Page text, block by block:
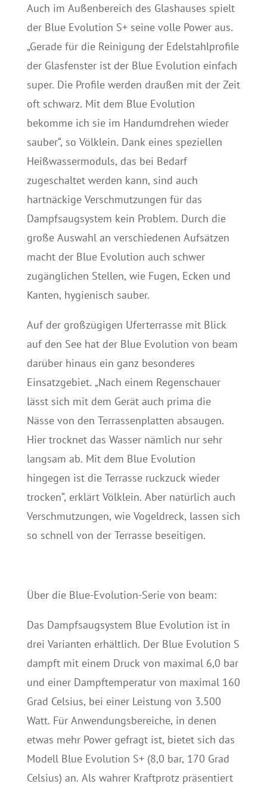
Auch im Außenbereich des Glashauses spielt
der Blue Evolution S+ seine volle Power aus.
„Gerade für die Reinigung der Edelstahlprofile
der Glasfenster ist der Blue Evolution einfach
super. Die Profile werden draußen mit der Zeit
oft schwarz. Mit dem Blue Evolution
bekomme ich sie im Handumdrehen wieder
sauber“, so Völklein. Dank eines speziellen
Heißwassermoduls, das bei Bedarf
zugeschaltet werden kann, sind auch
hartnäckige Verschmutzungen für das
Dampfsaugsystem kein Problem. Durch die
große Auswahl an verschiedenen Aufsätzen
macht der Blue Evolution auch schwer
zugänglichen Stellen, wie Fugen, Ecken und
Kanten, hygienisch sauber.
Auf der großzügigen Uferterrasse mit Blick
auf den See hat der Blue Evolution von beam
darüber hinaus ein ganz besonderes
Einsatzgebiet. „Nach einem Regenschauer
lässt sich mit dem Gerät auch prima die
Nässe von den Terrassenplatten absaugen.
Hier trocknet das Wasser nämlich nur sehr
langsam ab. Mit dem Blue Evolution
hingegen ist die Terrasse ruckzuck wieder
trocken“, erklärt Völklein. Aber natürlich auch
Verschmutzungen, wie Vogeldreck, lassen sich
so schnell von der Terrasse beseitigen.
Über die Blue-Evolution-Serie von beam:
Das Dampfsaugsystem Blue Evolution ist in
drei Varianten erhältlich. Der Blue Evolution S
dampft mit einem Druck von maximal 6,0 bar
und einer Dampftemperatur von maximal 160
Grad Celsius, bei einer Leistung von 3.500
Watt. Für Anwendungsbereiche, in denen
etwas mehr Power gefragt ist, bietet sich das
Modell Blue Evolution S+ (8,0 bar, 170 Grad
Celsius) an. Als wahrer Kraftprotz präsentiert